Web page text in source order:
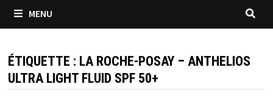
MENU
ÉTIQUETTE : LA ROCHE-POSAY – ANTHELIOS
ULTRA LIGHT FLUID SPF 50+